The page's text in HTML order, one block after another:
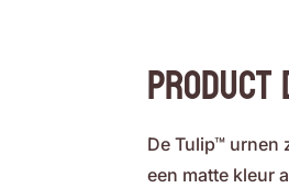
Product
De Tulip™ urnen
een matte kleur